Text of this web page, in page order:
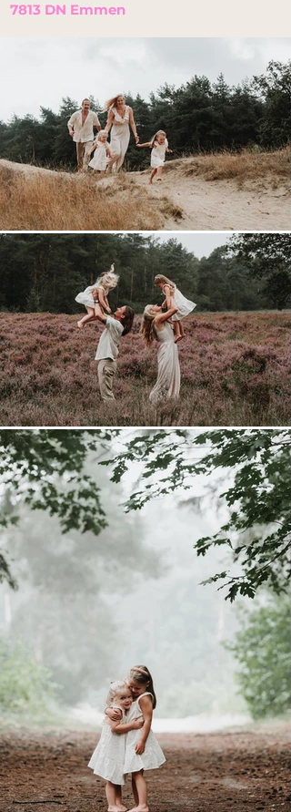
7813 DN Emmen